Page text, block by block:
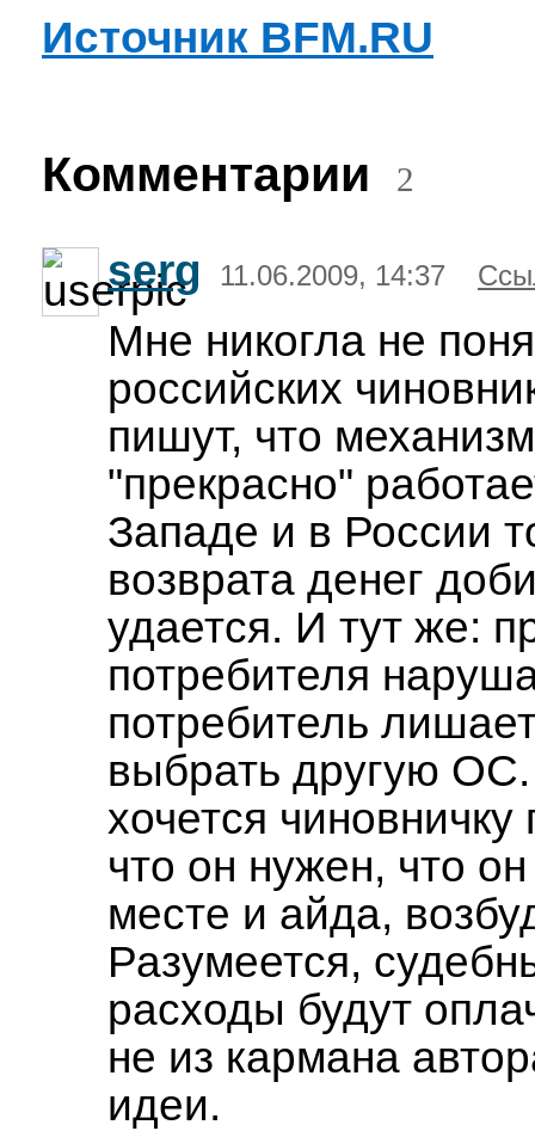
Источник BFM.RU
Комментарии 2
serg 11.06.2009, 14:37
Мне никогла не
российских
пишут, что механизм
"прекрасно"
Западе и в России
возврата денег
удается. И тут же:
потребителя
потребитель
выбрать другую
хочется чиновничку
что он нужен, что
месте и айда,
Разумеется,
расходы будут
не из кармана
идеи.